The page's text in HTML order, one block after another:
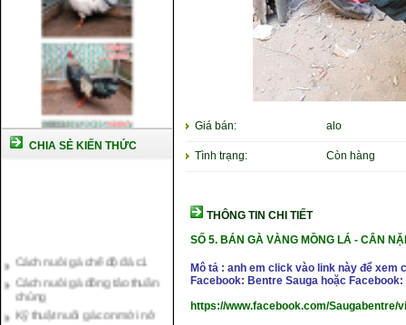
CHIA SẺ KIẾN THỨC
Cách nuôi gà đông tảo thuần
chủng
Kỹ thuật nuôi gà con mới nở
Hướng dẫn nuôi gà đá
Giá bán: alo
Tình trạng: Còn hàng
THÔNG TIN CHI TIẾT
SỐ 5. BÁN GÀ VÀNG MỒNG LÁ - CÂN
Mô tả : anh em click vào link này để
Facebook: Bentre Sauga hoặc Facebook:
https://www.facebook.com/Saugabentre/